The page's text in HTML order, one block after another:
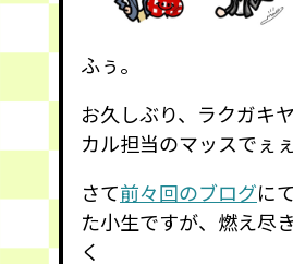
ふぅ。
お久しぶり、ラクガキ
カル担当のマッスでぇ
さて前々回のブログに
た小生ですが、燃え尽
く